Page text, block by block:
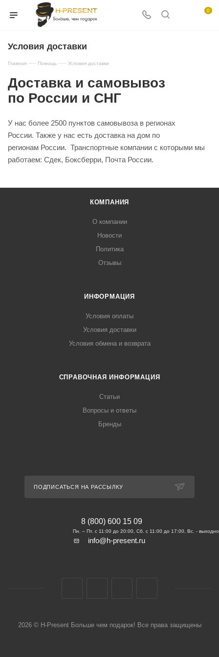
0
Условия доставки
Главная — Помощь — Условия доставки
Доставка и самовывоз
по России и СНГ
У нас более 2500 пунктов самовывоза в регионах
России. Также у нас есть доставка на дом по
регионам России. Транспортные компании с которыми мы
работаем: Сдек, Боксберри, Почта России.
КОМПАНИЯ
О компании
Новости
Политика
Отзывы
ИНФОРМАЦИЯ
Условия оплаты
Условия доставки
Условия обмена и возврата
СПРАВОЧНАЯ ИНФОРМАЦИЯ
Статьи
Вопросы и ответы
Бренды
ПОДПИСАТЬСЯ НА РАССЫЛКУ
8 (800) 600 15 09
info@h-present.ru
2026 © H-Present Больше чем подарок! Все права защищены